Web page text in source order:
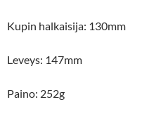
Kupin halkaisija: 130mm
Leveys: 147mm
Paino: 252g